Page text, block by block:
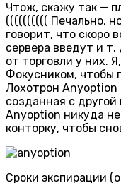
Чтож, скажу так —
(((((((((( Печально,
говорит, что скоро
сервера введут и
от торговли у них.
Фокусником, чтобы
Лохотрон Anyoption
созданная с
Anyoption никуда
конторку, чтобы
Сроки экспирации